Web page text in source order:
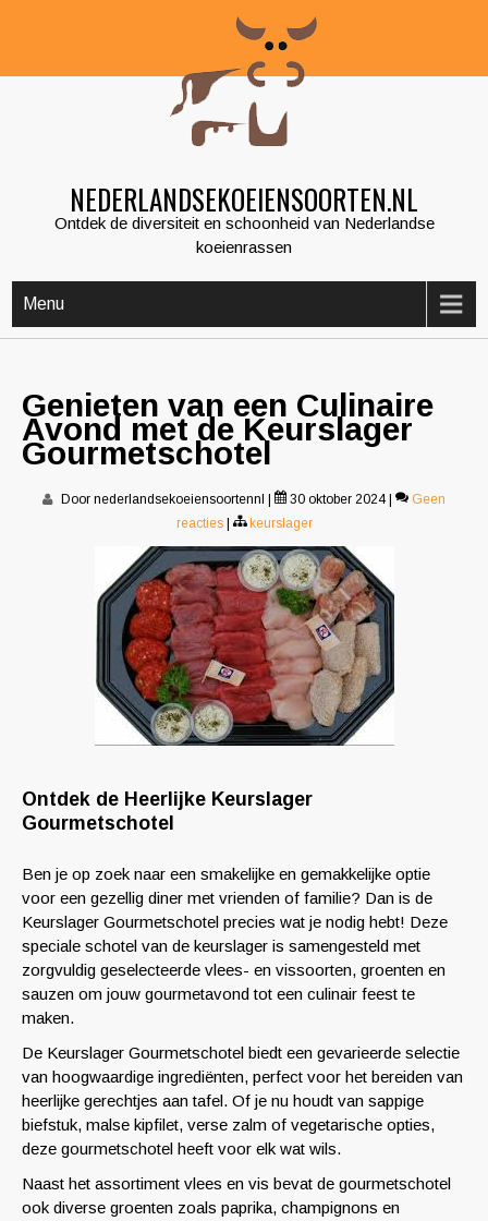
NEDERLANDSEKOEIENSOORTEN.NL
Ontdek de diversiteit en schoonheid van Nederlandse
koeienrassen
Menu
Genieten van een Culinaire
Avond met de Keurslager
Gourmetschotel
Door nederlandsekoeiensoortennl 30 oktober 2024
Geen
reacties
keurslager
Ontdek de Heerlijke Keurslager
Gourmetschotel
Ben je op zoek naar een smakelijke en gemakkelijke optie
voor een gezellig diner met vrienden of familie? Dan is de
Keurslager Gourmetschotel precies wat je nodig hebt! Deze
speciale schotel van de keurslager is samengesteld met
zorgvuldig geselecteerde vlees- en vissoorten, groenten en
sauzen om jouw gourmetavond tot een culinair feest te
maken.
De Keurslager Gourmetschotel biedt een gevarieerde selectie
van hoogwaardige ingrediënten, perfect voor het bereiden van
heerlijke gerechtjes aan tafel. Of je nu houdt van sappige
biefstuk, malse kipfilet, verse zalm of vegetarische opties,
deze gourmetschotel heeft voor elk wat wils.
Naast het assortiment vlees en vis bevat de gourmetschotel
ook diverse groenten zoals paprika, champignons en